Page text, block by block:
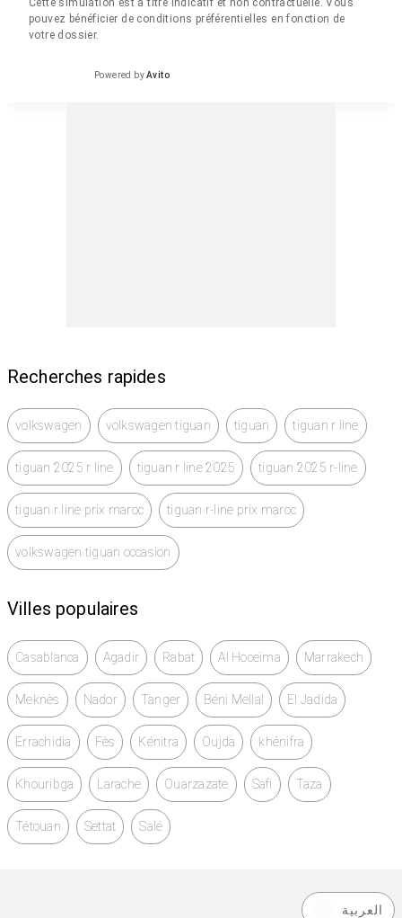
Cette simulation est à titre indicatif et non contractuelle. Vous
pouvez bénéficier de conditions préférentielles en fonction de
votre dossier.
Powered byAvito
Recherches rapides
volkswagen volkswagen tiguan tiguan tiguan r line
tiguan 2025 r line tiguan r line 2025 tiguan 2025 r-line
tiguan r line prix maroc tiguan r-line prix maroc
volkswagen tiguan occasion
Villes populaires
Casablanca Agadir Rabat Al Hoceïma Marrakech
Meknès Nador Tanger Béni Mellal El Jadida
Errachidia Fès Kénitra Oujda khénifra
Khouribga Larache Ouarzazate Safi Taza
Tétouan Settat Salé
العربية